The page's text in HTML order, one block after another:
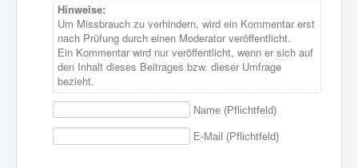
Hinweise:
Um Missbrauch zu verhindern, wird ein Kommentar erst
nach Prüfung durch einen Moderator veröffentlicht.
Ein Kommentar wird nur veröffentlicht, wenn er sich auf
den Inhalt dieses Beitrages bzw. dieser Umfrage
bezieht.
Name (Pflichtfeld)
E-Mail (Pflichtfeld)